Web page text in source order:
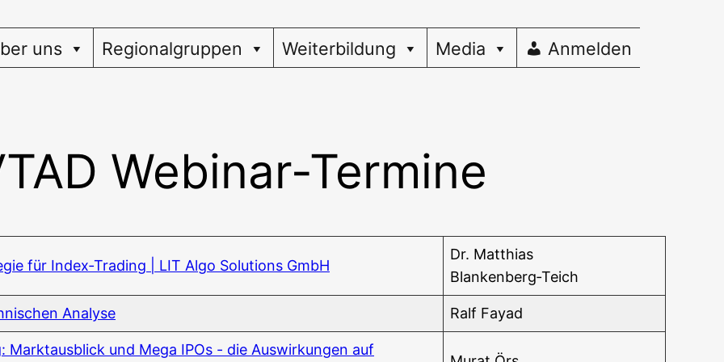
uns Regionalgruppen Weiterbildung Media Anmelden
Webinar-Termine
für Index‑Trading | LIT Algo Solu­ti­ons GmbH
Dr. Mat­thi­as
Blankenberg‑Teich
Analyse Ralf Fayad
Markt­aus­blick und Mega IPOs - die Aus­wir­kun­gen auf